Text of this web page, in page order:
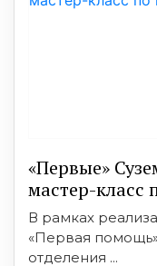
«Первые»
мастер-класс
В рамках
«Первая
отделения ...